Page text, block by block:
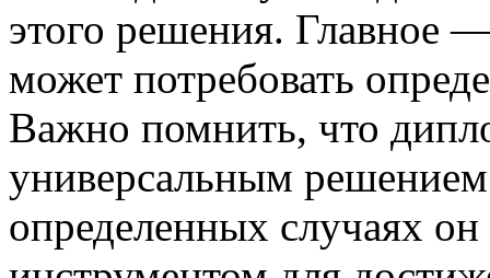
этого решения. Главное
может потребовать
Важно помнить, что
универсальным
определенных случаях